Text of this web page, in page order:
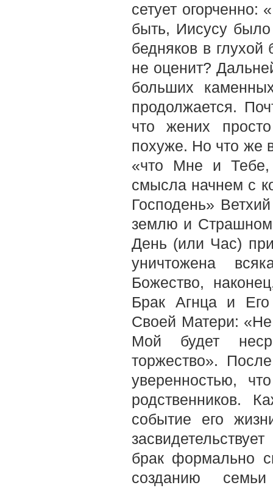
сетует огорченно:
быть, Иисусу
бедняков в глухой
не оценит?
больших
продолжается.
что жених
похуже. Но что же
«что Мне и
смысла начнем с
Господень»
землю и Страшном
День (или Час)
уничтожена
Божество,
Брак Агнца и Его
Своей Матери:
Мой будет
торжество».
уверенностью,
родственников.
событие его
брак формально
созданию